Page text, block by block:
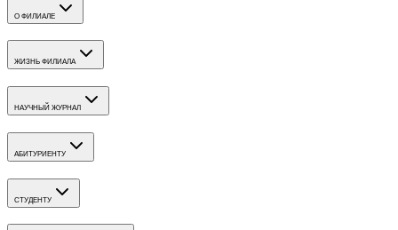
О ФИЛИАЛЕ
ЖИЗНЬ ФИЛИАЛА
НАУЧНЫЙ ЖУРНАЛ
АБИТУРИЕНТУ
СТУДЕНТУ